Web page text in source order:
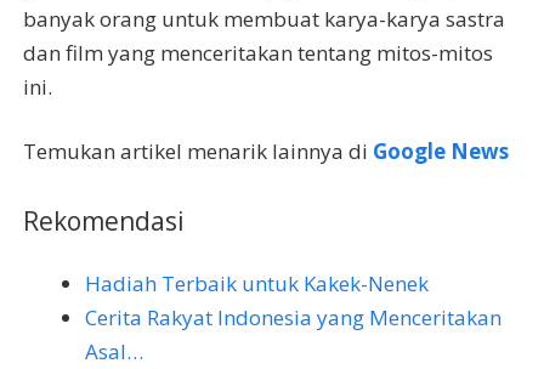
banyak orang untuk membuat karya-karya sastra
dan film yang menceritakan tentang mitos-mitos
ini.
Temukan artikel menarik lainnya di Google News
Rekomendasi
Hadiah Terbaik untuk Kakek-Nenek
Cerita Rakyat Indonesia yang Menceritakan
Asal…